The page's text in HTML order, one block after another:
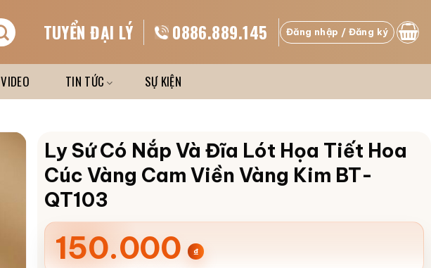
TUYỂN ĐẠI LÝ 0886.889.145 Đăng nhập / Đăng ký
VIDEO TIN TỨC SỰ KIỆN
Ly Sứ Có Nắp Và Đĩa Lót Họa Tiết Hoa
Cúc Vàng Cam Viền Vàng Kim BT-
QT103
150.000 ₫